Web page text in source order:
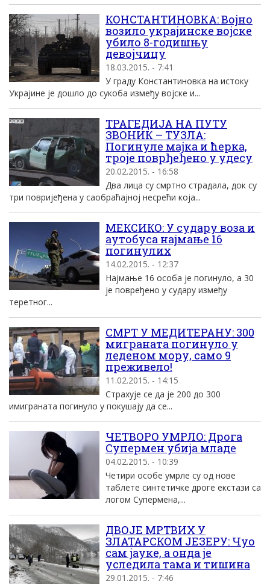
КОНСТАНТИНОВКА: Војно
возило украјинске војске
убило 8-годишњу
девојчицу
18.03.2015. - 7:41
У граду Константиновка на истоку
Украјине је дошло до сукоба између војске и...
ТРАГЕДИЈА НА ПУТУ
ЗВОНИК – ТУЗЛА:
Погинуле мајка и ћерка,
троје поврђеђено у удесу
20.02.2015. - 16:58
Два лица су смртно страдала, док су
три повријеђена у саобраћајној несрећи која...
МЕКСИКО: У судару воза и
аутобуса најмање 16
погинулих
14.02.2015. - 12:37
Најмање 16 особа је погинуло, а 30
је повређено у судару између
теретног...
СМРТ У МЕДИТЕРАНУ: 300
миграната погинуло у
леденом мору, само 9
преживело!
11.02.2015. - 14:15
Страхује се да је 200 до 300
имиграната погинуло у покушају да се...
ЧЕТВОРО УМРЛО: Дрога
Супермен убија младе
04.02.2015. - 10:39
Четири особе умрле су од нове
таблете синтетичке дроге екстази са
логом Супермена,...
ДВОЈЕ МРТВИХ У
ЗЛАТАРСКОМ ЈЕЗЕРУ: Чуо
сам јауке, а онда је
уследила тама и тишина
29.01.2015. - 7:46